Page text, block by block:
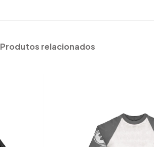
Produtos relacionados